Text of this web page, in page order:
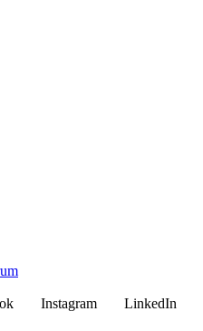
Instagram LinkedIn